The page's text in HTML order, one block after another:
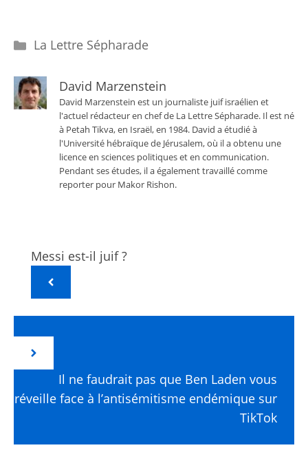
Catégories
La Lettre Sépharade
David Marzenstein
David Marzenstein est un journaliste juif israélien et
l'actuel rédacteur en chef de La Lettre Sépharade. Il est né
à Petah Tikva, en Israël, en 1984. David a étudié à
l'Université hébraïque de Jérusalem, où il a obtenu une
licence en sciences politiques et en communication.
Pendant ses études, il a également travaillé comme
reporter pour Makor Rishon.
Messi est-il juif ?
Il ne faudrait pas que Ben Laden vous
réveille face à l’antisémitisme endémique sur
TikTok